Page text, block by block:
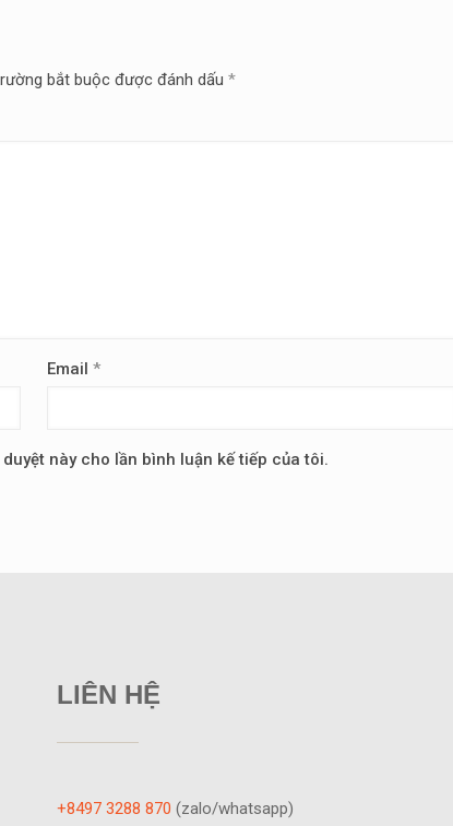
bắt buộc được đánh dấu *
Email*
này cho lần bình luận kế tiếp của tôi.
LIÊN HỆ
+8497 3288 870 (zalo/whatsapp)